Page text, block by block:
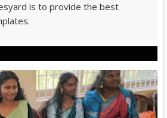
is to provide the best